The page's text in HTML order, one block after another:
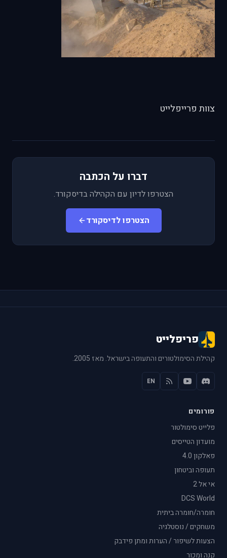
צוות פרייפלייט
דברו על הכתבה
הצטרפו לדיון עם הקהילה בדיסקורד.
הצטרפו לדיסקורד
פריפלייט
קהילת הסימולטורים והתעופה בישראל. מאז 2005.
EN
פורומים
פלייט סימולטור
מועדון הטייסים
פאלקון 4.0
תעופה וביטחון
אי אל 2
DCS World
חומרה/חומרה ביתית
משחקים / נוסטלגיה
הצעות לשיפור / הערות ומתן פידבק
קנה ומכור